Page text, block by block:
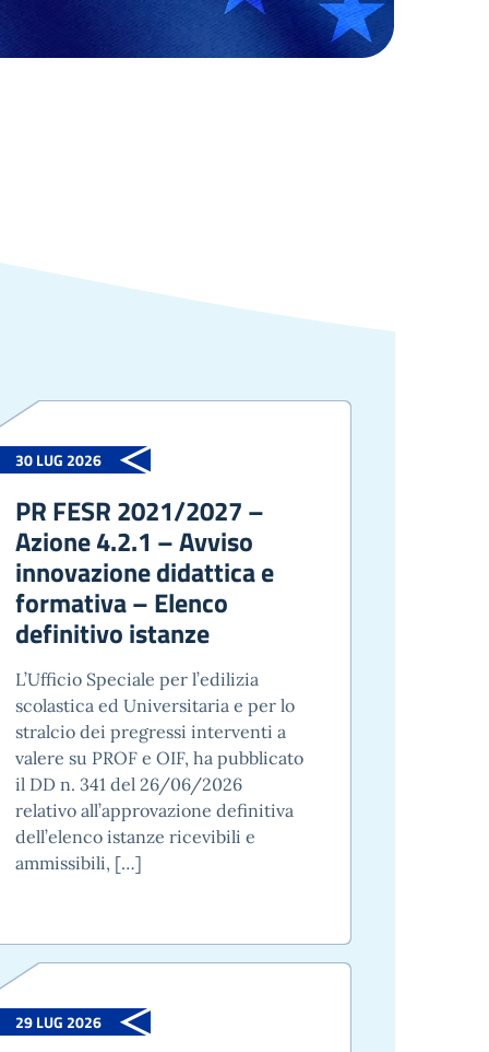
30 LUG 2026
PR FESR 2021/2027 –
Azione 4.2.1 – Avviso
innovazione didattica e
formativa – Elenco
definitivo istanze
L’Ufficio Speciale per l’edilizia
scolastica ed Universitaria e per lo
stralcio dei pregressi interventi a
valere su PROF e OIF, ha pubblicato
il DD n. 341 del 26/06/2026
relativo all’approvazione definitiva
dell’elenco istanze ricevibili e
ammissibili, […]
29 LUG 2026